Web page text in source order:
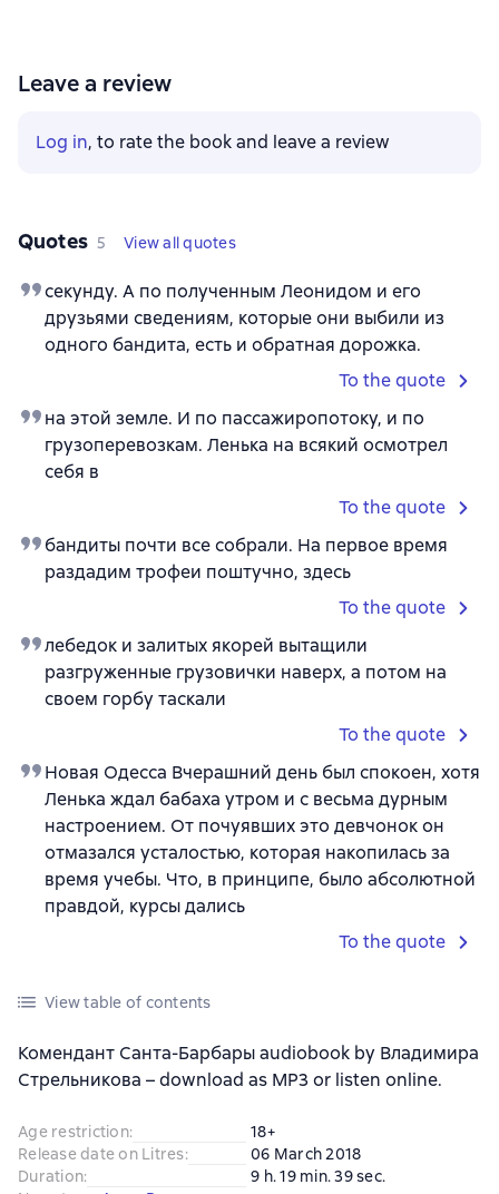
Leave a review
Log in, to rate the book and leave a review
Quotes 5 View all quotes
секунду. А по полученным Леонидом и его
друзьями сведениям, которые они выбили из
одного бандита, есть и обратная дорожка.
To the quote
на этой земле. И по пассажиропотоку, и по
грузоперевозкам. Ленька на всякий осмотрел
себя в
To the quote
бандиты почти все собрали. На первое время
раздадим трофеи поштучно, здесь
To the quote
лебедок и залитых якорей вытащили
разгруженные грузовички наверх, а потом на
своем горбу таскали
To the quote
Новая Одесса Вчерашний день был спокоен, хотя
Ленька ждал бабаха утром и с весьма дурным
настроением. От почуявших это девчонок он
отмазался усталостью, которая накопилась за
время учебы. Что, в принципе, было абсолютной
правдой, курсы дались
To the quote
View table of contents
Комендант Санта-Барбары audiobook by Владимира
Стрельникова – download as MP3 or listen online.
Age restriction:
18+
Release date on Litres:
06 March 2018
Duration:
9 h. 19 min. 39 sec.